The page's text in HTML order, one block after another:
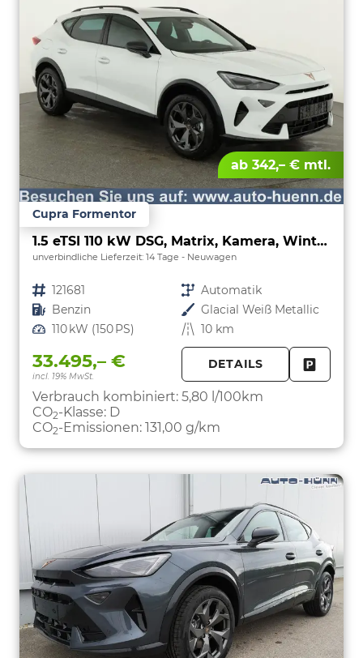
ab 342,– € mtl.
Cupra Formentor
1.5 eTSI 110 kW DSG, Matrix, Kamera, Winter, el. Klappe, 5 J.-Garantie
unverbindliche Lieferzeit: 14 Tage Neuwagen
Fahrzeugnr. 121681 Getriebe Automatik
Kraftstoff Benzin Außenfarbe Glacial Weiß Metallic
Leistung 110 kW (150 PS) Kilometerstand 10 km
33.495,– €
incl. 19% MwSt.
DETAILS
Verbrauch kombiniert: 5,80 l/100km
CO2-Klasse: D
CO2-Emissionen: 131,00 g/km